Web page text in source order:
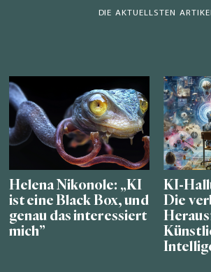
DIE AKTUELLSTEN
Helena Nikonole: „KI
ist eine Black Box, und
genau das interessiert
mich”
KI-
Die